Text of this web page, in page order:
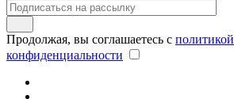
Продолжая, вы соглашаетесь с политикой
конфиденциальности